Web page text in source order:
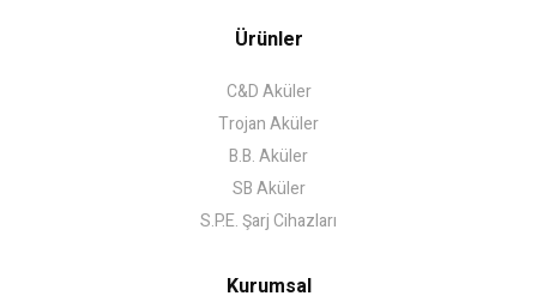
Ürünler
C&D Aküler
Trojan Aküler
B.B. Aküler
SB Aküler
S.P.E. Şarj Cihazları
Kurumsal